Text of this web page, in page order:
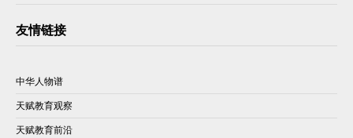
友情链接
中华人物谱
天赋教育观察
天赋教育前沿